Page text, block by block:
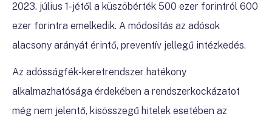
2023. július 1-jétől a küszöbérték 500 ezer forintról 600
ezer forintra emelkedik. A módosítás az adósok
alacsony arányát érintő, preventív jellegű intézkedés.
Az adósságfék-keretrendszer hatékony
alkalmazhatósága érdekében a rendszerkockázatot
még nem jelentő, kisösszegű hitelek esetében az